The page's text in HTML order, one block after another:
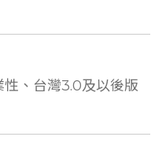
、台灣3.0及以後版